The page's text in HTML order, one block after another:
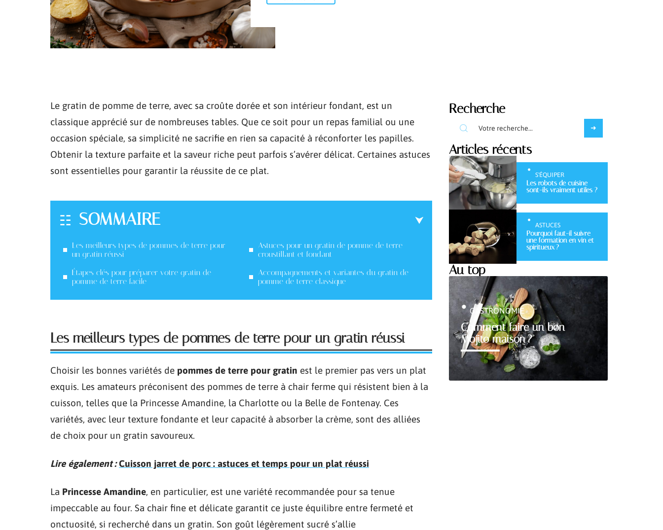
Le gratin de pomme de terre, avec sa croûte dorée et son intérieur fondant, est un
classique apprécié sur de nombreuses tables. Que ce soit pour un repas familial ou une
occasion spéciale, sa simplicité ne sacrifie en rien sa capacité à réconforter les papilles.
Obtenir la texture parfaite et la saveur riche peut parfois s’avérer délicat. Certaines astuces
sont essentielles pour garantir la réussite de ce plat.
SOMMAIRE
Les meilleurs types de pommes de terre pour
un gratin réussi
Étapes clés pour préparer votre gratin de
pomme de terre facile
Astuces pour un gratin de pomme de terre
croustillant et fondant
Accompagnements et variantes du gratin de
pomme de terre classique
Les meilleurs types de pommes de terre pour un gratin réussi
Choisir les bonnes variétés de pommes de terre pour gratin est le premier pas vers un plat
exquis. Les amateurs préconisent des pommes de terre à chair ferme qui résistent bien à la
cuisson, telles que la Princesse Amandine, la Charlotte ou la Belle de Fontenay. Ces
variétés, avec leur texture fondante et leur capacité à absorber la crème, sont des alliées
de choix pour un gratin savoureux.
Lire également : Cuisson jarret de porc : astuces et temps pour un plat réussi
La Princesse Amandine, en particulier, est une variété recommandée pour sa tenue
impeccable au four. Sa chair fine et délicate garantit ce juste équilibre entre fermeté et
onctuosité, si recherché dans un gratin. Son goût légèrement sucré s’allie
Recherche
Articles récents
S'ÉQUIPER
Les robots de cuisine
sont-ils vraiment utiles ?
ASTUCES
Pourquoi faut-il suivre
une formation en vin et
spiritueux ?
Au top
Comment faire un bon
Mojito maison ?
GASTRONOMIE